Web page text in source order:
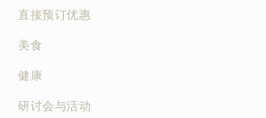
直接预订优惠
美食
健康
研讨会与活动